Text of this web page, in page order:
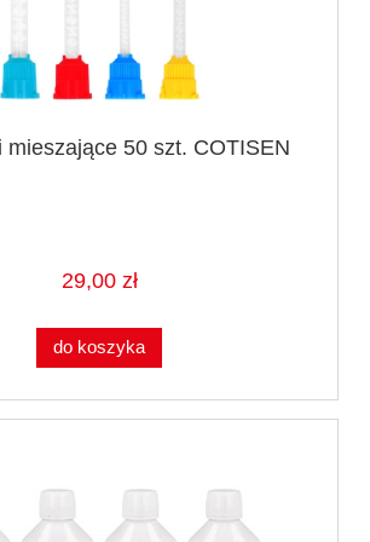
mieszające 50 szt. COTISEN
29,00 zł
do koszyka